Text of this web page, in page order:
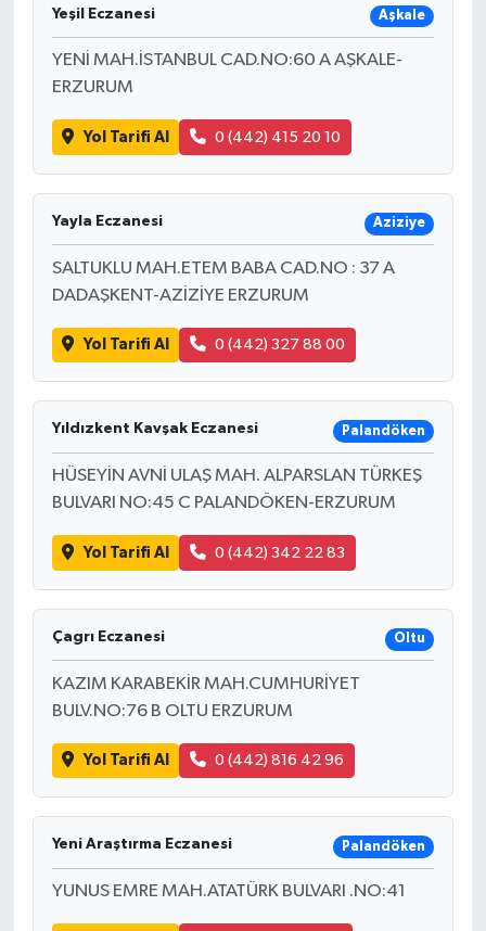
Yeşil Eczanesi Aşkale
YENİ MAH.İSTANBUL CAD.NO:60 A AŞKALE-
ERZURUM
Yol Tarifi Al 0 (442) 415 20 10
Yayla Eczanesi Aziziye
SALTUKLU MAH.ETEM BABA CAD.NO : 37 A
DADAŞKENT-AZİZİYE ERZURUM
Yol Tarifi Al 0 (442) 327 88 00
Yıldızkent Kavşak Eczanesi Palandöken
HÜSEYİN AVNİ ULAŞ MAH. ALPARSLAN TÜRKEŞ
BULVARI NO:45 C PALANDÖKEN-ERZURUM
Yol Tarifi Al 0 (442) 342 22 83
Çagrı Eczanesi Oltu
KAZIM KARABEKİR MAH.CUMHURİYET
BULV.NO:76 B OLTU ERZURUM
Yol Tarifi Al 0 (442) 816 42 96
Yeni Araştırma Eczanesi Palandöken
YUNUS EMRE MAH.ATATÜRK BULVARI .NO:41